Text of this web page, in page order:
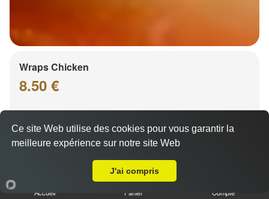
Wraps Chicken
8.50 €
Salade, tomates
Accueil Panier Compte
Ce site Web utilise des cookies pour vous garantir la
meilleure expérience sur notre site Web
J'ai compris